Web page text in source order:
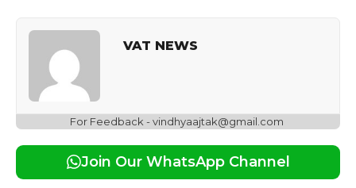
VAT NEWS
For Feedback - vindhyaajtak@gmail.com
Join Our WhatsApp Channel